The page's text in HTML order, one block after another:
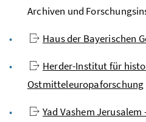
Archiven und
Haus der Bayerischen
Herder-Institut für
Ostmitteleuropaforschung
Yad Vashem